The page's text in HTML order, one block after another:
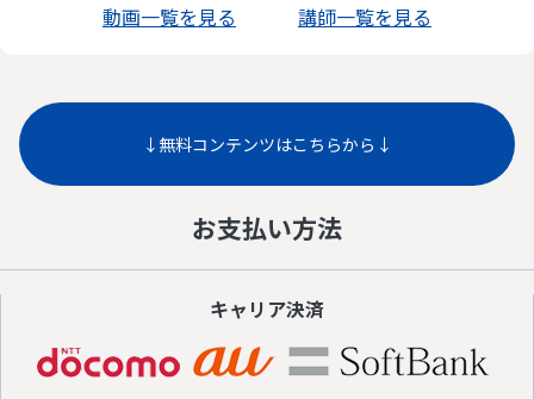
動画一覧を見る 講師一覧を見る
↓無料コンテンツはこちらから↓
お支払い方法
キャリア決済